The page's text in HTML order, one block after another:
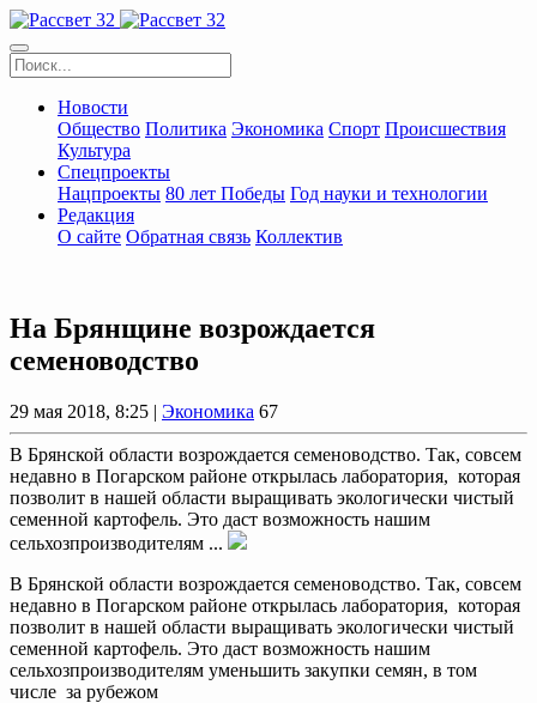
Новости
Общество Политика Экономика Спорт Происшествия
Культура
Спецпроекты
Нацпроекты 80 лет Победы Год науки и технологии
Редакция
О сайте Обратная связь Коллектив
На Брянщине возрождается
семеноводство
29 мая 2018, 8:25 | Экономика 67
В Брянской области возрождается семеноводство. Так, совсем
недавно в Погарском районе открылась лаборатория, которая
позволит в нашей области выращивать экологически чистый
семенной картофель. Это даст возможность нашим
сельхозпроизводителям ...
В Брянской области возрождается семеноводство. Так, совсем
недавно в Погарском районе открылась лаборатория, которая
позволит в нашей области выращивать экологически чистый
семенной картофель. Это даст возможность нашим
сельхозпроизводителям уменьшить закупки семян, в том
числе за рубежом